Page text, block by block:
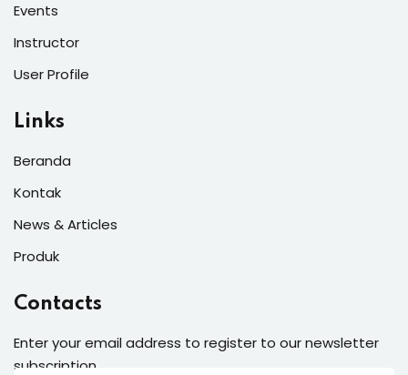
Events
Instructor
User Profile
Links
Beranda
Kontak
News & Articles
Produk
Contacts
Enter your email address to register to our newsletter
subscription